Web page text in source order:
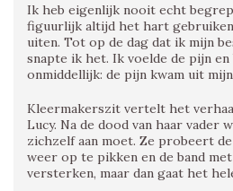
Ik heb eigenlijk nooit echt
figuurlijk altijd het hart
uiten. Tot op de dag dat ik mijn
snapte ik het. Ik voelde de pijn
onmiddellijk: de pijn kwam uit
Kleermakerszit vertelt het
Lucy. Na de dood van haar vader
zichzelf aan moet. Ze probeert
weer op te pikken en de band
versterken, maar dan gaat het